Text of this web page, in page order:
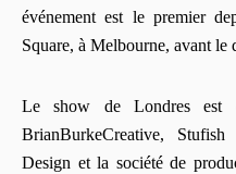
événement est le premier
Square, à Melbourne, avant le
Le show de Londres est
BrianBurkeCreative,
Design et la société de